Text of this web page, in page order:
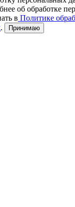
об обработке
в Политике
. Принимаю